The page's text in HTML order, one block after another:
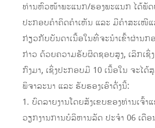
ທ່ານຫົວໜ້າພະແນກ/ຮອງພະແນກ ໄດ້ພັ
ປະກອບຄຳຄິດຄຳເຫັນ ແລະ ມີຄຳສະເໜີ
ກ່ຽວກັບບັນດາເນື້ອໃນທີ່ຈະນໍາເຂົ້າຜ່ານກ
ກ່າວ ດ້ວຍຄວາມຮັບຜິດຊອບສູງ, ເລິກເຊິ່
ກົງມາ, ເຊິ່ງປະກອບມີ 10 ເນື້ອໃນ ຈະໄດ້
ພິຈາລະນາ ແລະ ຮັບຮອງເອົາດັ່ງນີ້:
1. ບົດລາຍງານໂດຍສັງເຂບຂອງທ່ານເຈົ້າ
ວຽກງານການບໍລິຫານລັດ ປະຈຳ 06 ເດື